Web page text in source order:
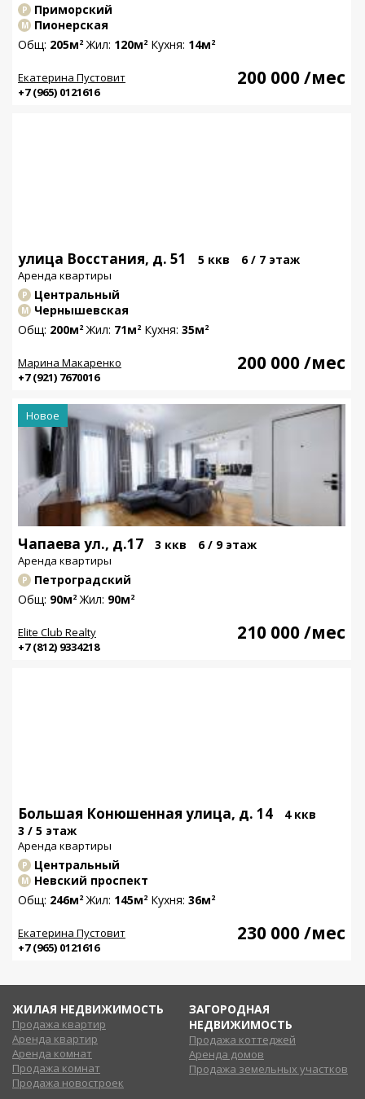
200 000/мес
Екатерина Пустовит
+7 (965) 0121616
Р Приморский
М Пионерская
Общ: 205м2Жил: 120м2Кухня: 14м2
200 000/мес
Марина Макаренко
+7 (921) 7670016
улица Восстания, д. 51 5 ккв 6 / 7 этаж
Аренда квартиры
Р Центральный
М Чернышевская
Общ: 200м2Жил: 71м2Кухня: 35м2
Новое
210 000/мес
Elite Club Realty
+7 (812) 9334218
Чапаева ул., д.17 3 ккв 6 / 9 этаж
Аренда квартиры
Р
Петроградский
Общ: 90м2Жил: 90м2
230 000/мес
Екатерина Пустовит
+7 (965) 0121616
Большая Конюшенная улица, д. 14
4 ккв
3 / 5 этаж
Аренда квартиры
Р Центральный
М Невский проспект
Общ: 246м2Жил: 145м2Кухня: 36м2
ЖИЛАЯ НЕДВИЖИМОСТЬ
Продажа квартир
Аренда квартир
Аренда комнат
Продажа комнат
Продажа новостроек
ЗАГОРОДНАЯ
НЕДВИЖИМОСТЬ
Продажа коттеджей
Аренда домов
Продажа земельных участков